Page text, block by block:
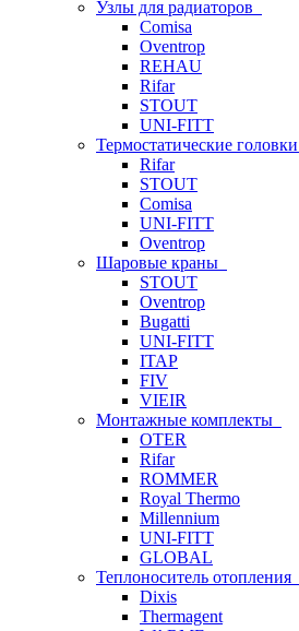
Узлы для радиаторов
Comisa
Oventrop
REHAU
Rifar
STOUT
UNI-FITT
Термостатические головки
Rifar
STOUT
Comisa
UNI-FITT
Oventrop
Шаровые краны
STOUT
Oventrop
Bugatti
UNI-FITT
ITAP
FIV
VIEIR
Монтажные комплекты
OTER
Rifar
ROMMER
Royal Thermo
Millennium
UNI-FITT
GLOBAL
Теплоноситель отопления
Dixis
Thermagent